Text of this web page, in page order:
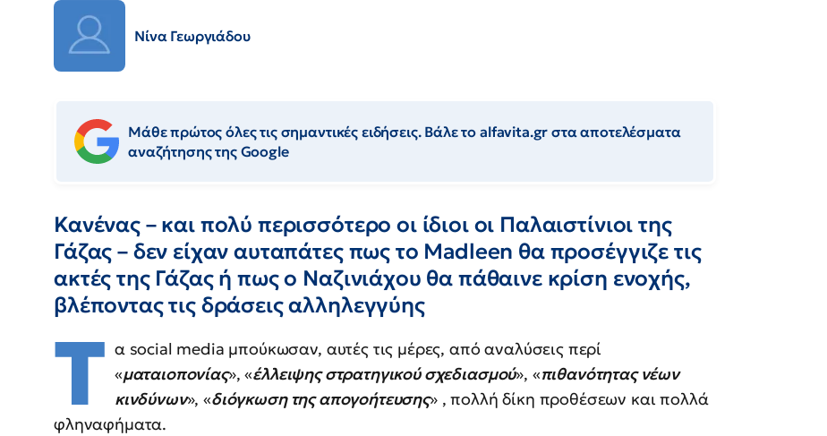
Νίνα Γεωργιάδου
Μάθε πρώτος όλες τις σημαντικές ειδήσεις. Βάλε το alfavita.gr στα αποτελέσματα
αναζήτησης της Google
Κανένας – και πολύ περισσότερο οι ίδιοι οι Παλαιστίνιοι της
Γάζας – δεν είχαν αυταπάτες πως το Madleen θα προσέγγιζε τις
ακτές της Γάζας ή πως ο Ναζινιάχου θα πάθαινε κρίση ενοχής,
βλέποντας τις δράσεις αλληλεγγύης
Τ α social media μπούκωσαν, αυτές τις μέρες, από αναλύσεις περί
«ματαιοπονίας», «έλλειψης στρατηγικού σχεδιασμού», «πιθανότητας νέων
κινδύνων», «διόγκωση της απογοήτευσης» , πολλή δίκη προθέσεων και πολλά
φληναφήματα.